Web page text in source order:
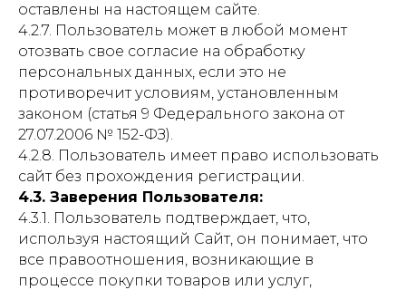
оставлены на настоящем сайте.
4.2.7. Пользователь может в любой момент
отозвать свое согласие на обработку
персональных данных, если это не
противоречит условиям, установленным
законом (статья 9 Федерального закона от
27.07.2006 № 152-ФЗ).
4.2.8. Пользователь имеет право использовать
сайт без прохождения регистрации.
4.3. Заверения Пользователя:
4.3.1. Пользователь подтверждает, что,
используя настоящий Сайт, он понимает, что
все правоотношения, возникающие в
процессе покупки товаров или услуг,